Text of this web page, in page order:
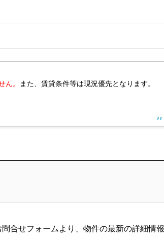
ん。 また、賃貸条件等は現況優先となります。
合せフォームより、物件の最新の詳細情報